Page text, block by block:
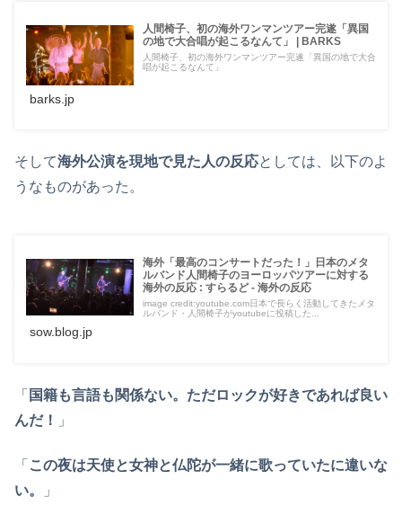
人間椅子、初の海外ワンマンツアー完遂「異国
の地で大合唱が起こるなんて」 | BARKS
人間椅子、初の海外ワンマンツアー完遂「異国の地で大合
唱が起こるなんて」
barks.jp
そして海外公演を現地で見た人の反応としては、以下のよ
うなものがあった。
海外「最高のコンサートだった！」日本のメタ
ルバンド人間椅子のヨーロッパツアーに対する
海外の反応 : すらるど - 海外の反応
image credit:youtube.com日本で長らく活動してきたメタ
ルバンド・人間椅子がyoutubeに投稿した...
sow.blog.jp
「 国籍も言語も関係ない。ただロックが好きであれば良い
んだ！
」
「 この夜は天使と女神と仏陀が一緒に歌っていたに違いな
い。
」